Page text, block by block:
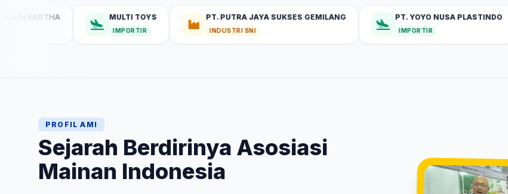
MULTI TOYS
IMPORTIR
PT. PUTRA JAYA SUKSES GEMILANG
INDUSTRI SNI
PT. YOYO NUSA PLASTINDO
IMPORTIR
PROFIL AMI
Sejarah Berdirinya Asosiasi
Mainan Indonesia